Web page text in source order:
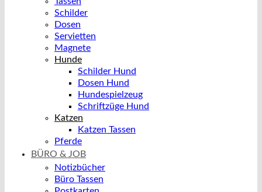
Schilder
Dosen
Servietten
Magnete
Hunde
Schilder Hund
Dosen Hund
Hundespielzeug
Schriftzüge Hund
Katzen
Katzen Tassen
Pferde
BÜRO & JOB
Notizbücher
Büro Tassen